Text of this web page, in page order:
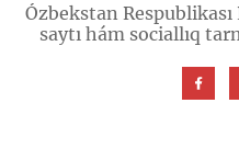
Ózbekstan
saytı hám sociallıq